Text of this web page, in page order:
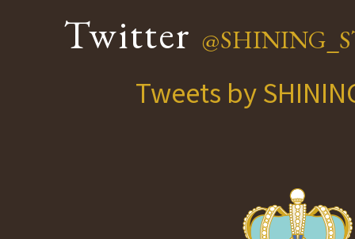
Twitter
Tweets by